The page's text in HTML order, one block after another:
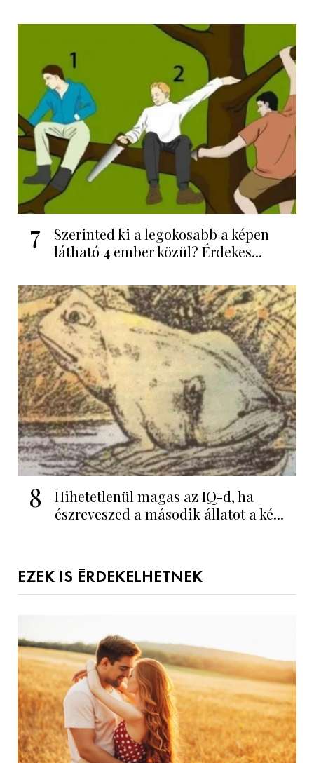
7
Szerinted ki a legokosabb a képen
látható 4 ember közül? Érdekes...
8
Hihetetlenül magas az IQ-d, ha
észreveszed a második állatot a ké...
EZEK IS ÉRDEKELHETNEK